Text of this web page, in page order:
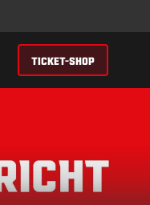
TICKET-SHOP